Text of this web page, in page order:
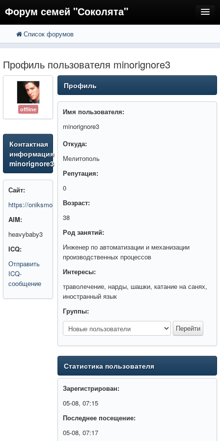
Форум семей "Соколята"
FAQ
Регистрация
Вход
Список форумов
Профиль пользователя minorignore3
offline
Контактная
информация
minorignore3
Сайт:
https://oniksmobile.ru/noutbuki/
AIM:
heavybaby3
ICQ:
Отправить
ICQ-
сообщение
Профиль
Имя пользователя:
minorignore3
Откуда:
Мелитополь
Репутация:
0
Возраст:
38
Род занятий:
Инженер по автоматизации и механизации
производственных процессов
Интересы:
траволечение, нарды, шашки, катание на санях,
иностранный язык
Группы:
Статистика пользователя
Зарегистрирован:
05-08, 07:15
Последнее посещение:
05-08, 07:17